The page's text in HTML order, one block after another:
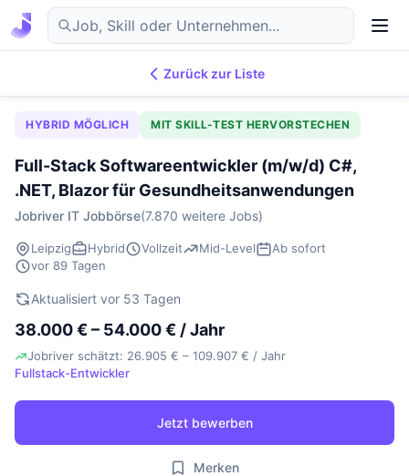
DE
Zurück zur Liste
HYBRID MÖGLICH MIT SKILL-TEST HERVORSTECHEN
Full-Stack Softwareentwickler (m/w/d) C#,
.NET, Blazor für Gesundheitsanwendungen
Jobriver IT Jobbörse(7.870 weitere Jobs)
Leipzig Hybrid Vollzeit Mid-Level
Ab sofort
vor 89 Tagen
Aktualisiert vor 53 Tagen
38.000 € – 54.000 € / Jahr
Jobriver schätzt: 26.905 € – 109.907 € / Jahr
Fullstack-Entwickler
Jetzt bewerben
Merken